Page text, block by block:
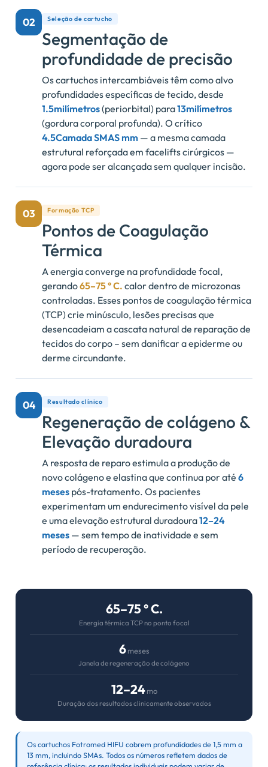
02 Seleção de cartucho
Segmentação de
profundidade de precisão
Os cartuchos intercambiáveis ​​têm como alvo
profundidades específicas de tecido, desde
1.5milímetros(periorbital) para13milímetros
(gordura corporal profunda). O crítico
4.5Camada SMAS mm — a mesma camada
estrutural reforçada em facelifts cirúrgicos —
agora pode ser alcançada sem qualquer incisão.
03 Formação TCP
Pontos de Coagulação
Térmica
A energia converge na profundidade focal,
gerando65–75 ° C. calor dentro de microzonas
controladas. Esses pontos de coagulação térmica
(TCP) crie minúsculo, lesões precisas que
desencadeiam a cascata natural de reparação de
tecidos do corpo – sem danificar a epiderme ou
derme circundante.
04 Resultado clínico
Regeneração de colágeno &
Elevação duradoura
A resposta de reparo estimula a produção de
novo colágeno e elastina que continua por até 6
meses pós-tratamento. Os pacientes
experimentam um endurecimento visível da pele
e uma elevação estrutural duradoura12–24
meses — sem tempo de inatividade e sem
período de recuperação.
65–75 ° C.
Energia térmica TCP no ponto focal
6 meses
Janela de regeneração de colágeno
12–24 mo
Duração dos resultados clinicamente observados
Os cartuchos Fotromed HIFU cobrem profundidades de 1,5 mm a
13 mm, incluindo SMAs. Todos os números refletem dados de